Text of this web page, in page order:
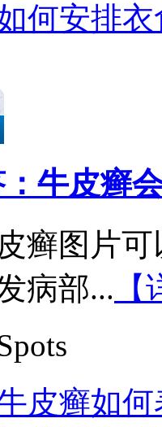
何安排
牛皮癣
癣图片
病部...
皮癣如